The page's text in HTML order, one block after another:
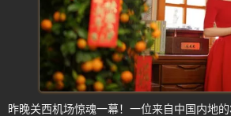
昨晚关西机场惊魂一幕！一位来自中国内地